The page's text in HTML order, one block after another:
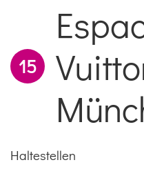
15
Haltestellen